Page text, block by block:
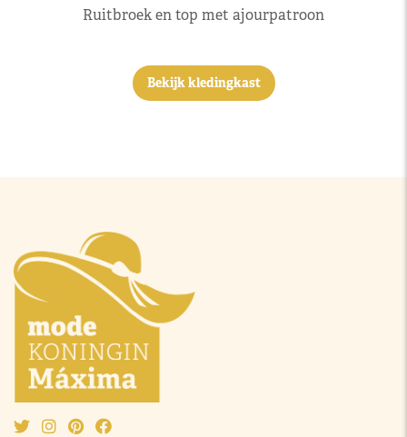
Ruitbroek en top met ajourpatroon
Bekijk kledingkast